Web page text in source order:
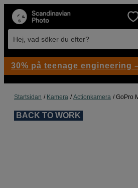
Hej, vad söker du efter?
Startsidan Kamera Actionkamera GoPro
BACK TO WORK
30% på teenage engineering